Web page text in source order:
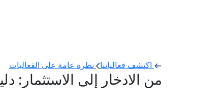
اكتشف فعالياتنا
نظرة عامة على الفعاليات
من الادخار إلى